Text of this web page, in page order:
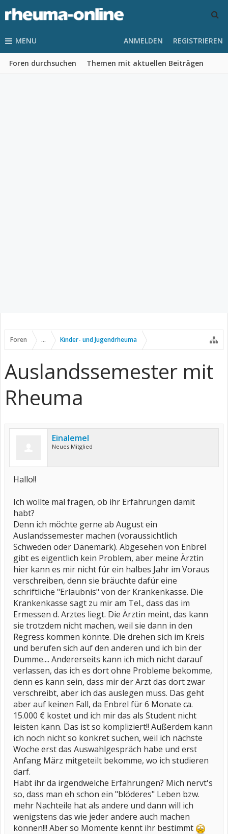
MENU
Foren durchsuchen Themen mit aktuellen Beiträgen
ANMELDEN REGISTRIEREN
Foren ... Kinder- und Jugendrheuma
Auslandssemester mit
Rheuma
Einalemel
Neues Mitglied
Hallo!!
Ich wollte mal fragen, ob ihr Erfahrungen damit
habt?
Denn ich möchte gerne ab August ein
Auslandssemester machen (voraussichtlich
Schweden oder Dänemark). Abgesehen von Enbrel
gibt es eigentlich kein Problem, aber meine Ärztin
hier kann es mir nicht für ein halbes Jahr im Voraus
verschreiben, denn sie bräuchte dafür eine
schriftliche "Erlaubnis" von der Krankenkasse. Die
Krankenkasse sagt zu mir am Tel., dass das im
Ermessen d. Arztes liegt. Die Ärztin meint, das kann
sie trotzdem nicht machen, weil sie dann in den
Regress kommen könnte. Die drehen sich im Kreis
und berufen sich auf den anderen und ich bin der
Dumme.... Andererseits kann ich mich nicht darauf
verlassen, das ich es dort ohne Probleme bekomme,
denn es kann sein, dass mir der Arzt das dort zwar
verschreibt, aber ich das auslegen muss. Das geht
aber auf keinen Fall, da Enbrel für 6 Monate ca.
15.000 € kostet und ich mir das als Student nicht
leisten kann. Das ist so kompliziert!! Außerdem kann
ich noch nicht so konkret suchen, weil ich nächste
Woche erst das Auswahlgespräch habe und erst
Anfang März mitgeteilt bekomme, wo ich studieren
darf.
Habt ihr da irgendwelche Erfahrungen? Mich nervt's
so, dass man eh schon ein "blöderes" Leben bzw.
mehr Nachteile hat als andere und dann will ich
wenigstens das wie jeder andere auch machen
können!!! Aber so Momente kennt ihr bestimmt